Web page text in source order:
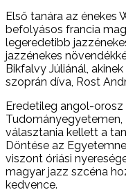
Első tanára az énekes
befolyásos francia
legeredetibb
jazzénekes
Bikfalvy Júliánál,
szoprán díva, Rost
Eredetileg angol-
Tudományegyetemen,
választania kellett a
Döntése az
viszont óriási
magyar jazz szcéna
kedvence.